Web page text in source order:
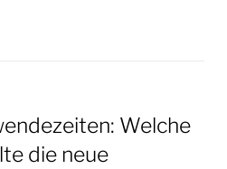
Welche
die neue